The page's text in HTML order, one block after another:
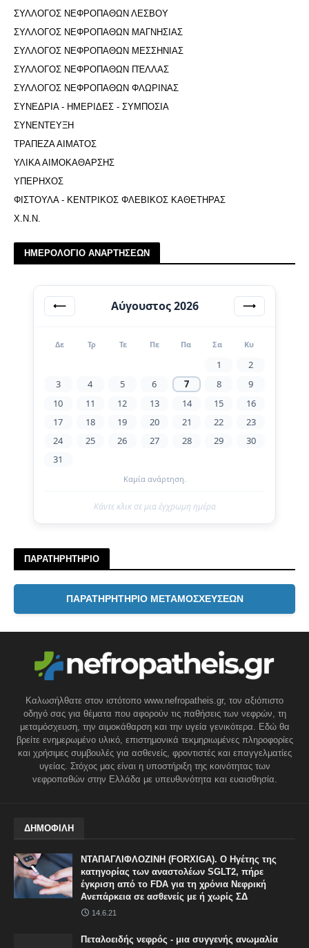
ΣΥΛΛΟΓΟΣ ΝΕΦΡΟΠΑΘΩΝ ΛΕΣΒΟΥ
ΣΥΛΛΟΓΟΣ ΝΕΦΡΟΠΑΘΩΝ ΜΑΓΝΗΣΙΑΣ
ΣΥΛΛΟΓΟΣ ΝΕΦΡΟΠΑΘΩΝ ΜΕΣΣΗΝΙΑΣ
ΣΥΛΛΟΓΟΣ ΝΕΦΡΟΠΑΘΩΝ ΠΈΛΛΑΣ
ΣΥΛΛΟΓΟΣ ΝΕΦΡΟΠΑΘΩΝ ΦΛΩΡΙΝΑΣ
ΣΥΝΕΔΡΙΑ - ΗΜΕΡΙΔΕΣ - ΣΥΜΠΟΣΙΑ
ΣΥΝΕΝΤΕΥΞΗ
ΤΡΑΠΕΖΑ ΑΙΜΑΤΟΣ
ΥΛΙΚΑ ΑΙΜΟΚΑΘΑΡΣΗΣ
ΥΠΕΡΗΧΟΣ
ΦΙΣΤΟΥΛΑ - ΚΕΝΤΡΙΚΟΣ ΦΛΕΒΙΚΟΣ ΚΑΘΕΤΗΡΑΣ
Χ.Ν.Ν.
ΗΜΕΡΟΛΟΓΙΟ ΑΝΑΡΤΗΣΕΩΝ
⟵ Αύγουστος 2026 ⟶
Δε Τρ Τε Πε Πα Σα Κυ
1
2
3
4 5 6 7 8
9
10
11 12 13 14 15
16
17
18 19 20 21 22
23
24
25 26 27 28 29
30
31
Καμία ανάρτηση.
Κάντε κλικ σε μια έγχρωμη ημέρα
ΠΑΡΑΤΗΡΗΤΗΡΙΟ
ΠΑΡΑΤΗΡΗΤΗΡΙΟ ΜΕΤΑΜΟΣΧΕΥΣΕΩΝ
Καλωσήλθατε στον ιστότοπο www.nefropatheis.gr, τον αξιόπιστο
οδηγό σας για θέματα που αφορούν τις παθήσεις των νεφρών, τη
μεταμόσχευση, την αιμοκάθαρση και την υγεία γενικότερα. Εδώ θα
βρείτε ενημερωμένο υλικό, επιστημονικά τεκμηριωμένες πληροφορίες
και χρήσιμες συμβουλές για ασθενείς, φροντιστές και επαγγελματίες
υγείας. Στόχος μας είναι η υποστήριξη της κοινότητας των
νεφροπαθών στην Ελλάδα με υπευθυνότητα και ευαισθησία.
ΔΗΜΟΦΙΛΗ
ΝΤΑΠΑΓΛΙΦΛΟΖΙΝΗ (FORXIGA). Ο Ηγέτης της
κατηγορίας των αναστολέων SGLT2, πήρε
έγκριση από το FDA για τη χρόνια Νεφρική
Ανεπάρκεια σε ασθενείς με ή χωρίς ΣΔ
14.6.21
Πεταλοειδής νεφρός - μια συγγενής ανωμαλία